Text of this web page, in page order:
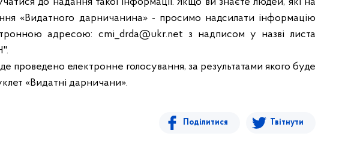
до надання такої інформації. Якщо ви знаєте людей, які на
«Видатного дарничанина» - просимо надсилати інформацію
адресою: cmi_drda@ukr.net з надписом у назві листа
проведено електронне голосування, за результатами якого буде
«Видатні дарничани».
Поділитися Твітнути